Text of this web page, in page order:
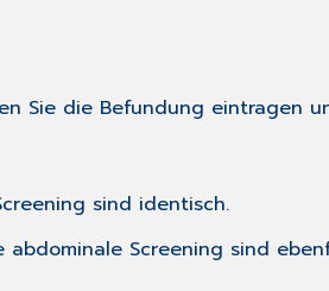
Sie die Befundung eintragen
sind identisch.
Screening sind